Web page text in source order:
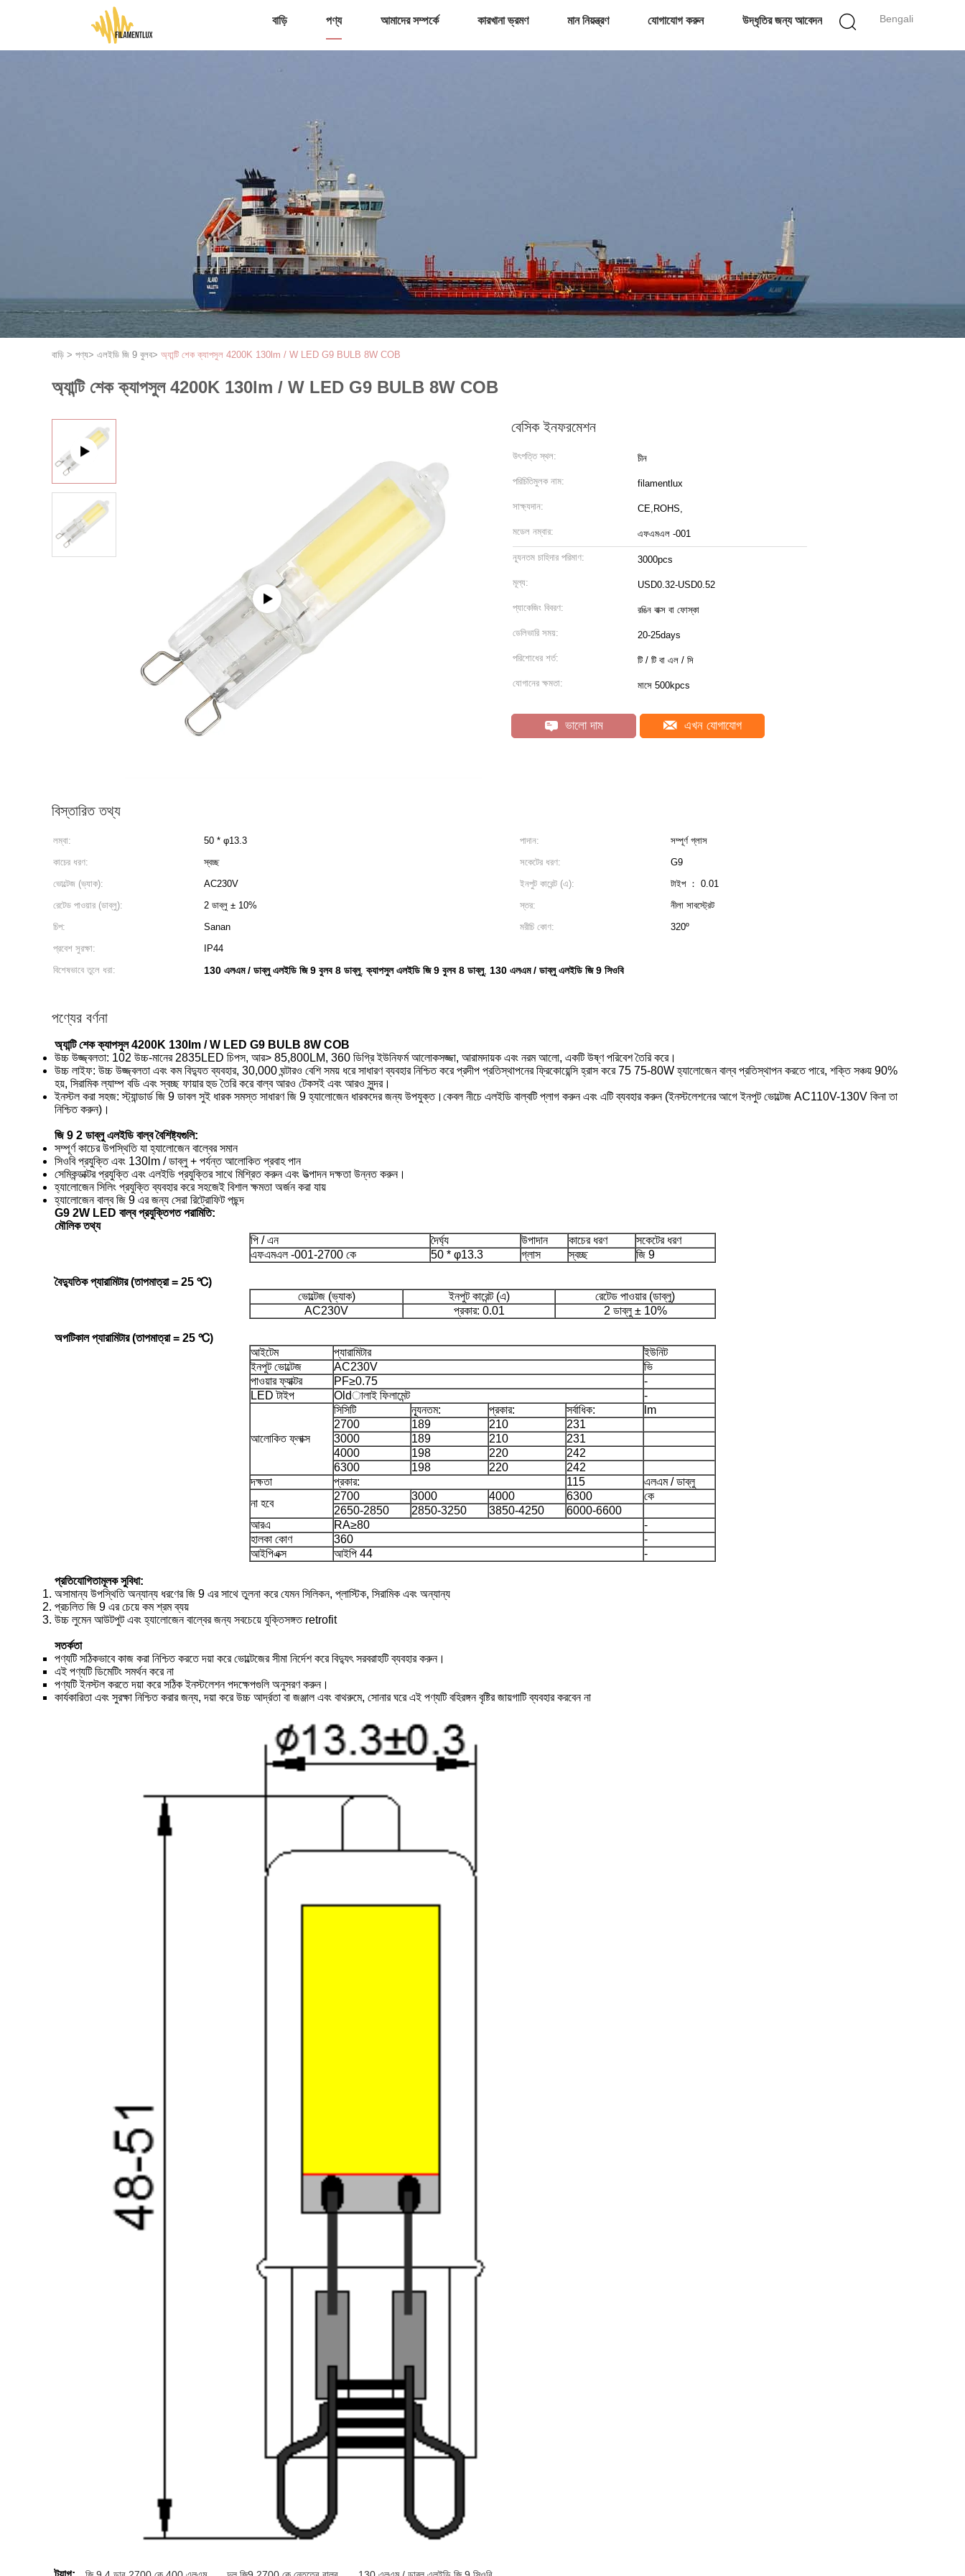
Bengali
বাড়ি পণ্য আমাদের সম্পর্কে কারখানা ভ্রমণ মান নিয়ন্ত্রণ যোগাযোগ করুন উদ্ধৃতির জন্য আবেদন
বাড়ি > পণ্য> এলইডি জি 9 বুলব> অ্যান্টি শেক ক্যাপসুল 4200K 130lm / W LED G9 BULB 8W COB
অ্যান্টি শেক ক্যাপসুল 4200K 130lm / W LED G9 BULB 8W COB
বেসিক ইনফরমেশন
উৎপত্তি স্থল: চীন
পরিচিতিমুলক নাম: filamentlux
সাক্ষ্যদান: CE,ROHS,
মডেল নম্বার: এফএমএল -001
ন্যূনতম চাহিদার পরিমাণ: 3000pcs
মূল্য: USD0.32-USD0.52
প্যাকেজিং বিবরণ: রঙিন বাক্স বা ফোস্কা
ডেলিভারি সময়: 20-25days
পরিশোধের শর্ত: টি / টি বা এল / সি
যোগানের ক্ষমতা: মাসে 500kpcs
ভালো দাম এখন যোগাযোগ
বিস্তারিত তথ্য
লম্বা: 50 * φ13.3 পাদান:
সম্পূর্ণ গ্লাস
কাচের ধরণ:
স্বচ্ছ সকেটের ধরণ:
G9
ভোল্টেজ (ভ্যাক):
AC230V ইনপুট কারেন্ট (এ):
টাইপ ： 0.01
রেটেড পাওয়ার (ডাব্লু):
2 ডাব্লু ± 10% স্তর:
নীলা সাবস্ট্রেট
চিপ:
Sanan মরীচি কোণ:
320º
প্রবেশ সুরক্ষা:
IP44
বিশেষভাবে তুলে ধরা:
130 এলএম / ডাব্লু এলইডি জি 9 বুলব 8 ডাব্লু,ক্যাপসুল এলইডি জি 9 বুলব 8 ডাব্লু, 130 এলএম / ডাব্লু এলইডি জি 9 সিওবি
পণ্যের বর্ণনা
অ্যান্টি শেক ক্যাপসুল 4200K 130lm / W LED G9 BULB 8W COB
উচ্চ উজ্জ্বলতা: 102 উচ্চ-মানের 2835LED চিপস, আর> 85,800LM, 360 ডিগ্রি ইউনিফর্ম আলোকসজ্জা, আরামদায়ক এবং নরম আলো, একটি উষ্ণ পরিবেশ তৈরি করে।
উচ্চ লাইফ: উচ্চ উজ্জ্বলতা এবং কম বিদ্যুত ব্যবহার, 30,000 ঘন্টারও বেশি সময় ধরে সাধারণ ব্যবহার নিশ্চিত করে প্রদীপ প্রতিস্থাপনের ফ্রিকোয়েন্সি হ্রাস করে 75 75-80W হ্যালোজেন বাল্ব প্রতিস্থাপন করতে পারে, শক্তি সঞ্চয় 90%
হয়, সিরামিক ল্যাম্প বডি এবং স্বচ্ছ ফায়ার হুড তৈরি করে বাল্ব আরও টেকসই এবং আরও সুন্দর।
ইনস্টল করা সহজ: স্ট্যান্ডার্ড জি 9 ডাবল সুই ধারক সমস্ত সাধারণ জি 9 হ্যালোজেন ধারকদের জন্য উপযুক্ত।কেবল নীচে এলইডি বাল্বটি প্লাগ করুন এবং এটি ব্যবহার করুন (ইনস্টলেশনের আগে ইনপুট ভোল্টেজ AC110V-130V কিনা তা
নিশ্চিত করুন)।
জি 9 2 ডাব্লুএলইডি বাল্ব বৈশিষ্ট্যগুলি:
সম্পূর্ণ কাচের উপস্থিতি যা হ্যালোজেন বাল্বের সমান
সিওবি প্রযুক্তি এবং 130lm / ডাব্লু + পর্যন্ত আলোকিত প্রবাহ পান
সেমিকন্ডাক্টর প্রযুক্তি এবং এলইডি প্রযুক্তির সাথে মিশ্রিত করুন এবং উত্পাদন দক্ষতা উন্নত করুন।
হ্যালোজেন সিলিং প্রযুক্তি ব্যবহার করে সহজেই বিশাল ক্ষমতা অর্জন করা যায়
হ্যালোজেন বাল্ব জি 9 এর জন্য সেরা রিট্রোফিট পছন্দ
G9 2W LED বাল্ব প্রযুক্তিগত পরামিতি:
মৌলিক তথ্য
পি / এন
দৈর্ঘ্য উপাদান কাচের ধরণ
সকেটের ধরণ
এফএমএল -001-2700 কে
50 * φ13.3 গ্লাস স্বচ্ছ জি 9
বৈদ্যুতিক প্যারামিটার (তাপমাত্রা = 25 ℃)
ভোল্টেজ (ভ্যাক)
ইনপুট কারেন্ট (এ)
রেটেড পাওয়ার (ডাব্লু)
AC230V
প্রকার: 0.01 2 ডাব্লু ± 10%
অপটিকাল প্যারামিটার (তাপমাত্রা = 25 ℃)
আইটেম
প্যারামিটার
ইউনিট
ইনপুট ভোল্টেজ
AC230V
ভি
পাওয়ার ফ্যাক্টর
PF≥0.75
-
LED টাইপ
Oldালাই ফিলামেন্ট -
আলোকিত ফ্লাক্স
সিসিটি ন্যূনতম: প্রকার: সর্বাধিক:
lm
2700
189 210
231
3000
189 210
231
4000
198 220
242
6300
198 220
242
দক্ষতা
প্রকার: 115
এলএম / ডাব্লু
না হবে
2700 3000 4000 6300
কে
2650-2850
2850-3250 3850-4250
6000-6600
আরএ
RA≥80
-
হালকা কোণ
360
-
আইপিএক্স
আইপি 44 -
প্রতিযোগিতামূলক সুবিধা:
অসামান্য উপস্থিতি অন্যান্য ধরণের জি 9 এর সাথে তুলনা করে যেমন সিলিকন, প্লাস্টিক, সিরামিক এবং অন্যান্য
প্রচলিত জি 9 এর চেয়ে কম শ্রম ব্যয়
উচ্চ লুমেন আউটপুট এবং হ্যালোজেন বাল্বের জন্য সবচেয়ে যুক্তিসঙ্গত retrofit
সতর্কতা
পণ্যটি সঠিকভাবে কাজ করা নিশ্চিত করতে দয়া করে ভোল্টেজের সীমা নির্দেশ করে বিদ্যুৎ সরবরাহটি ব্যবহার করুন।
এই পণ্যটি ডিমেটিং সমর্থন করে না
পণ্যটি ইনস্টল করতে দয়া করে সঠিক ইনস্টলেশন পদক্ষেপগুলি অনুসরণ করুন।
কার্যকারিতা এবং সুরক্ষা নিশ্চিত করার জন্য, দয়া করে উচ্চ আর্দ্রতা বা জঞ্জাল এবং বাথরুমে, সোনার ঘরে এই পণ্যটি বহিরঙ্গন বৃষ্টির জায়গাটি ব্যবহার করবেন না